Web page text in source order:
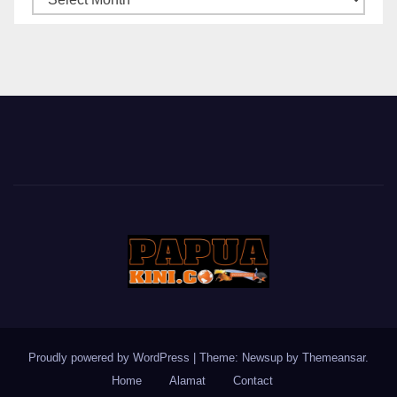
Proudly powered by WordPress Theme: Newsup by Themeansar.
Home
Alamat Contact